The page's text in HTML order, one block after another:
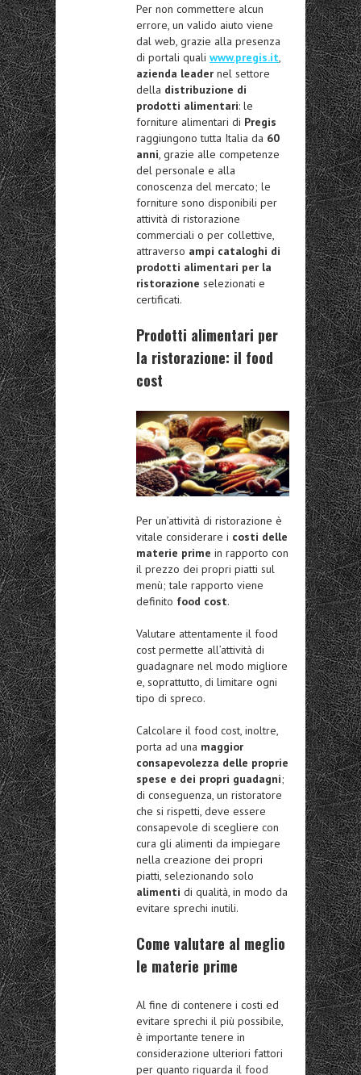
Per non commettere alcun
errore, un valido aiuto viene
dal web, grazie alla presenza
di portali quali www.pregis.it,
azienda leader nel settore
della distribuzione di
prodotti alimentari: le
forniture alimentari di Pregis
raggiungono tutta Italia da 60
anni, grazie alle competenze
del personale e alla
conoscenza del mercato; le
forniture sono disponibili per
attività di ristorazione
commerciali o per collettive,
attraverso ampi cataloghi di
prodotti alimentari per la
ristorazione selezionati e
certificati.
Prodotti alimentari per
la ristorazione: il food
cost
Per un’attività di ristorazione è
vitale considerare i costi delle
materie prime in rapporto con
il prezzo dei propri piatti sul
menù; tale rapporto viene
definito food cost.
Valutare attentamente il food
cost permette all’attività di
guadagnare nel modo migliore
e, soprattutto, di limitare ogni
tipo di spreco.
Calcolare il food cost, inoltre,
porta ad una maggior
consapevolezza delle proprie
spese e dei propri guadagni;
di conseguenza, un ristoratore
che si rispetti, deve essere
consapevole di scegliere con
cura gli alimenti da impiegare
nella creazione dei propri
piatti, selezionando solo
alimenti di qualità, in modo da
evitare sprechi inutili.
Come valutare al meglio
le materie prime
Al fine di contenere i costi ed
evitare sprechi il più possibile,
è importante tenere in
considerazione ulteriori fattori
per quanto riguarda il food